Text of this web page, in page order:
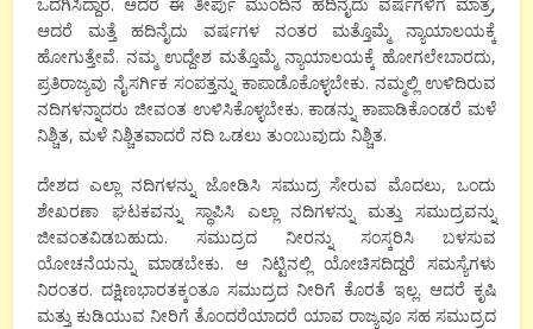
ಒದಗಿಸಿದ್ದಾರೆ. ಆದರೆ ಈ ತೀರ್ಪು ಮುಂದಿನ ಹದಿನೈದು ವರ್ಷಗಳಿಗೆ ಮಾತ್ರ,
ಆದರೆ ಮತ್ತೆ ಹದಿನೈದು ವರ್ಷಗಳ ನಂತರ ಮತ್ತೊಮ್ಮೆ ನ್ಯಾಯಾಲಯಕ್ಕೆ
ಹೋಗುತ್ತೇವೆ. ನಮ್ಮ ಉದ್ದೇಶ ಮತ್ತೊಮ್ಮೆ ನ್ಯಾಯಾಲಯಕ್ಕೆ ಹೋಗಲೇಬಾರದು,
ಪ್ರತಿರಾಜ್ಯವು ನೈಸರ್ಗಿಕ ಸಂಪತ್ತನ್ನು ಕಾಪಾಡೊಕೊಳ್ಳಬೇಕು. ನಮ್ಮಲ್ಲಿ ಉಳಿದಿರುವ
ನದಿಗಳನ್ನಾದರು ಜೀವಂತ ಉಳಿಸಿಕೊಳ್ಳಬೇಕು. ಕಾಡನ್ನು ಕಾಪಾಡಿಕೊಂಡರೆ ಮಳೆ
ನಿಶ್ಚಿತ, ಮಳೆ ನಿಶ್ಚಿತವಾದರೆ ನದಿ ಒಡಲು ತುಂಬುವುದು ನಿಶ್ಚಿತ.
ದೇಶದ ಎಲ್ಲಾ ನದಿಗಳನ್ನು ಜೋಡಿಸಿ ಸಮುದ್ರ ಸೇರುವ ಮೊದಲು, ಒಂದು
ಶೇಖರಣಾ ಘಟಕವನ್ನು ಸ್ಥಾಪಿಸಿ ಎಲ್ಲಾ ನದಿಗಳನ್ನು ಮತ್ತು ಸಮುದ್ರವನ್ನು
ಜೀವಂತವಿಡಬಹುದು. ಸಮುದ್ರದ ನೀರನ್ನು ಸಂಸ್ಕರಿಸಿ ಬಳಸುವ
ಯೋಚನೆಯನ್ನು ಮಾಡಬೇಕು. ಆ ನಿಟ್ಟಿನಲ್ಲಿ ಯೋಚಿಸದಿದ್ದರೆ ಸಮಸ್ಯೆಗಳು
ನಿರಂತರ. ದಕ್ಷಿಣಭಾರತಕ್ಕಂತೂ ಸಮುದ್ರದ ನೀರಿಗೆ ಕೊರತೆ ಇಲ್ಲ. ಆದರೆ ಕೃಷಿ
ಮತ್ತು ಕುಡಿಯುವ ನೀರಿಗೆ ತೊಂದರೆಯಾದರೆ ಯಾವ ರಾಜ್ಯವೂ ಸಹ ಸಮುದ್ರದ